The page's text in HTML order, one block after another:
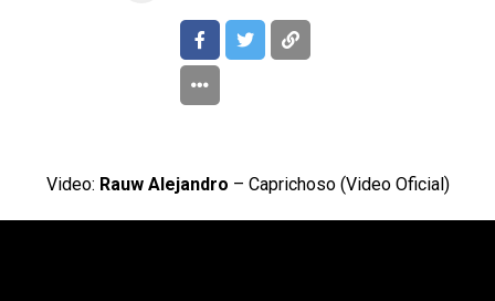
Video: Rauw Alejandro – Caprichoso (Video Oficial)